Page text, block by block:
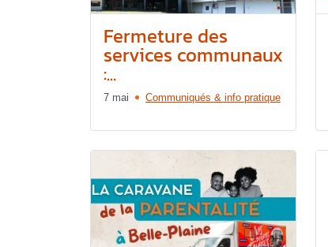
Fermeture des
services communaux
:...
7 mai Communiqués & info pratique